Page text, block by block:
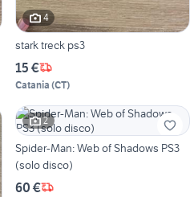
4
stark treck ps3
15 €
Catania (CT)
2
Spider-Man: Web of Shadows PS3
(solo disco)
60 €